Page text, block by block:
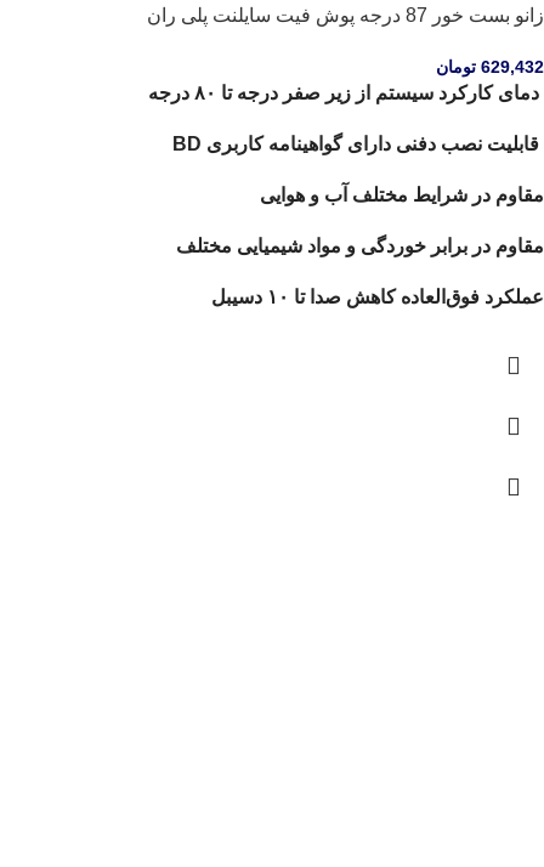
زانو بست خور 87 درجه پوش فیت سایلنت پلی ران
629,432 تومان
دمای کارکرد سیستم از زیر صفر درجه تا ۸۰ درجه
قابلیت نصب دفنی دارای گواهینامه کاربری BD
مقاوم در شرایط مختلف آب و هوایی
مقاوم در برابر خوردگی و مواد شیمیایی مختلف
عملکرد فوق‌العاده کاهش صدا تا ۱۰ دسیبل